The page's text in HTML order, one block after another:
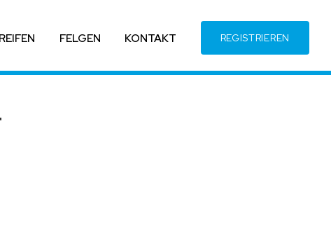
REIFEN FELGEN KONTAKT REGISTRIEREN